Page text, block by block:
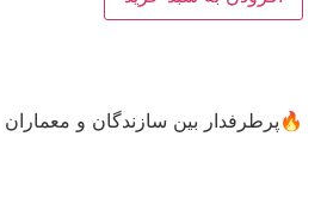
🔥پرطرفدار بین سازندگان و معماران